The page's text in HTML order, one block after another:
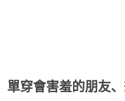
單穿會害羞的朋友